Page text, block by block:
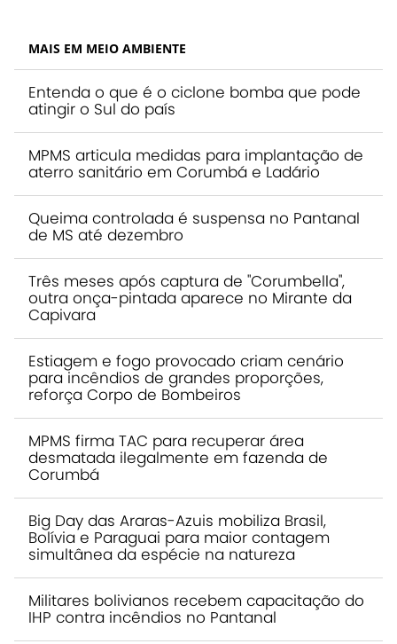
MAIS EM MEIO AMBIENTE
Entenda o que é o ciclone bomba que pode
atingir o Sul do país
MPMS articula medidas para implantação de
aterro sanitário em Corumbá e Ladário
Queima controlada é suspensa no Pantanal
de MS até dezembro
Três meses após captura de "Corumbella",
outra onça-pintada aparece no Mirante da
Capivara
Estiagem e fogo provocado criam cenário
para incêndios de grandes proporções,
reforça Corpo de Bombeiros
MPMS firma TAC para recuperar área
desmatada ilegalmente em fazenda de
Corumbá
Big Day das Araras-Azuis mobiliza Brasil,
Bolívia e Paraguai para maior contagem
simultânea da espécie na natureza
Militares bolivianos recebem capacitação do
IHP contra incêndios no Pantanal